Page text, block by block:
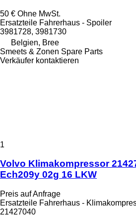
50 € Ohne MwSt.
Ersatzteile Fahrerhaus - Spoiler
3981728, 3981730
Belgien, Bree
Smeets & Zonen Spare Parts
Verkäufer kontaktieren
1
Volvo Klimakompressor
Ech209y 02g 16 LKW
Preis auf Anfrage
Ersatzteile Fahrerhaus -
21427040